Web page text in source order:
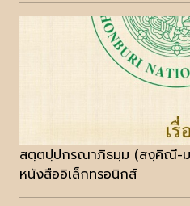
สตฺตปฺปกรณาภิธมฺม (สงฺคิณี-ม
หนังสืออิเล็กทรอนิกส์